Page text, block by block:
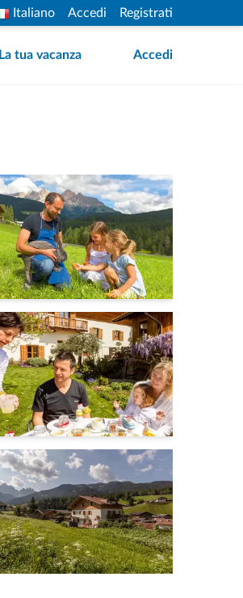
Italiano Accedi Registrati
La tua vacanza Accedi